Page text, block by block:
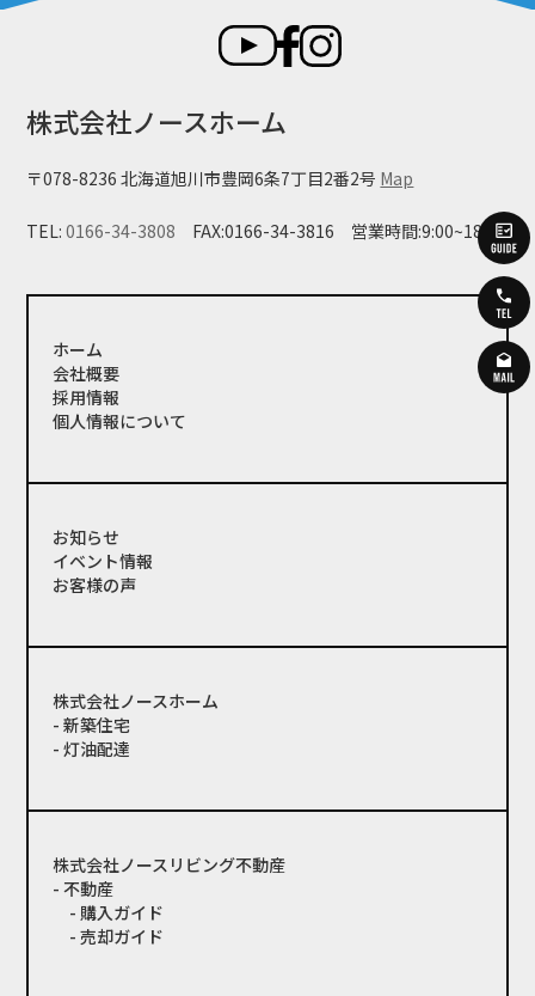
ホーム
会社概要
採用情報
個人情報について
お知らせ
イベント情報
お客様の声
株式会社ノースホーム
- 新築住宅
- 灯油配達
株式会社ノースリビング不動産
- 不動産
- 購入ガイド
- 売却ガイド
株式会社ノースホーム
〒078-8236 北海道旭川市豊岡6条7丁目2番2号 Map
TEL:0166-34-3808 FAX:0166-34-3816 営業時間:9:00~18:00